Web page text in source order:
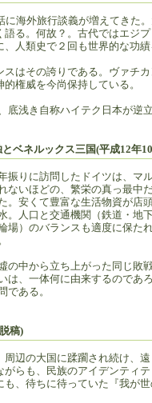
に海外旅行談義が増えてきた
語る。何故？。古代ではエジ
ように、人類史で
スはその誇りである。ヴァチ
権威を今尚保持している。
底浅き自称ハイテク日本が逆
とベネルックス三国(平成12年
振りに訪問したドイツは、マ
ないほどの、繁栄の真っ最中
。安くて豊富な生活物資が店
。人口と交通機関（鉄道・地
場）のバランスも適度に保た
。
の中から立ち上がった同じ敗
は、一体何に由来するのであ
である。
稿)
周辺の大国に蹂躙され続け、
がらも、民族のアイデンティ
も、待ちに待っていた『我が
。